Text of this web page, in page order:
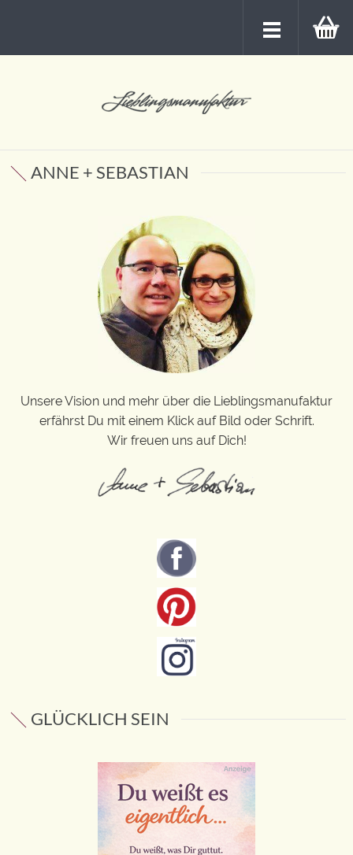
ANNE + SEBASTIAN
Unsere Vision und mehr über die Lieblingsmanufaktur
erfährst Du mit einem Klick auf Bild oder Schrift.
Wir freuen uns auf Dich!
GLÜCKLICH SEIN